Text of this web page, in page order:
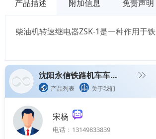
产品描述 附加信息 免责声明
柴油机转速继电器ZSK-1是一种作用于
沈阳永信铁路机车车辆配件有限公司
产品列表 关于我们
宋杨
电话：13149833839